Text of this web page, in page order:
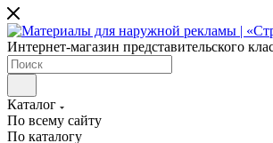
Интернет-магазин представительского
Каталог
По всему сайту
По каталогу